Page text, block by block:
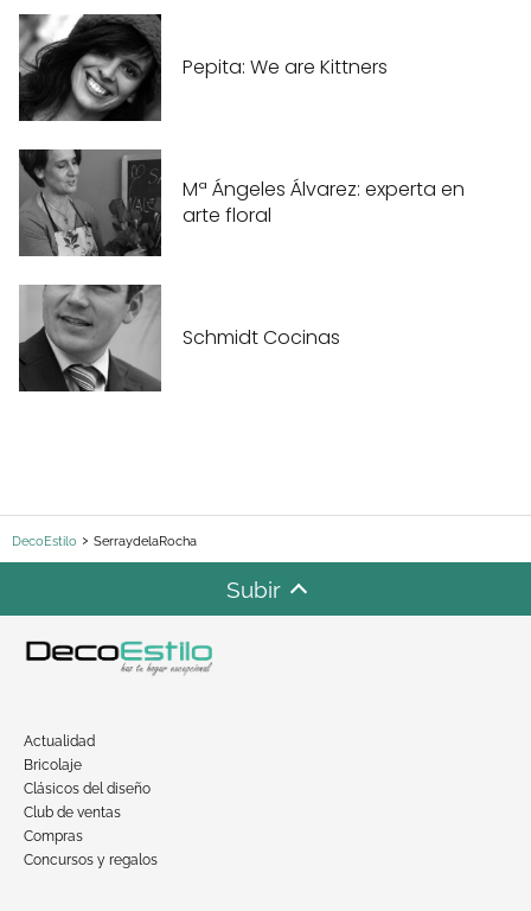
Pepita: We are Kittners
Mª Ángeles Álvarez: experta en
arte floral
Schmidt Cocinas
DecoEstilo SerraydelaRocha
Subir
Actualidad
Bricolaje
Clásicos del diseño
Club de ventas
Compras
Concursos y regalos